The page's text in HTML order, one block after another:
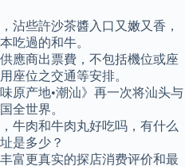
沾些許沙茶醬入口又嫩又香，
吃過的和牛。
應商出票費，不包括機位或座
座位之交通等安排。
原产地•潮汕》再一次将汕头与
全世界。
牛肉和牛肉丸好吃吗，有什么
是多少？
富更真实的探店消费评价和最